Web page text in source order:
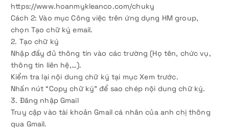
https://www.hoanmykleanco.com/chuky
Cách 2: Vào mục Công việc trên ứng dụng HM group,
chọn Tạo chữ ký email.
2. Tạo chữ ký
Nhập đầy đủ thông tin vào các trường (Họ tên, chức vụ,
thông tin liên hệ,…).
Kiểm tra lại nội dung chữ ký tại mục Xem trước.
Nhấn nút “Copy chữ ký” để sao chép nội dung chữ ký.
3. Đăng nhập Gmail
Truy cập vào tài khoản Gmail cá nhân của anh chị thông
qua Gmail.